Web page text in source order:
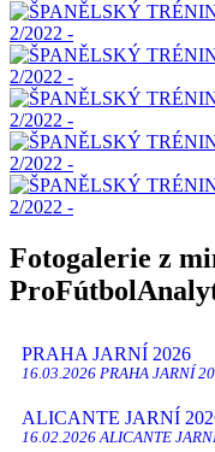
Fotogalerie z
ProFútbol
PRAHA JARNÍ 2026
16.03.2026 PRAHA JARNÍ
ALICANTE JARNÍ
16.02.2026 ALICANTE